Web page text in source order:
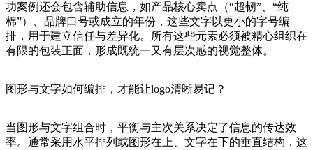
功案例还会包含辅助信息，如产品核心卖点（“超韧”、“纯
棉”）、品牌口号或成立的年份，这些文字以更小的字号编
排，用于建立信任与差异化。所有这些元素必须被精心组织在
有限的包装正面，形成既统一又有层次感的视觉整体。
图形与文字如何编排，才能让logo清晰易记？
当图形与文字组合时，平衡与主次关系决定了信息的传达效
率。通常采用水平排列或图形在上、文字在下的垂直结构，这